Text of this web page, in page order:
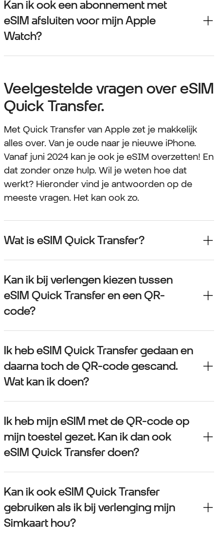
Kan ik ook een abonnement met
eSIM afsluiten voor mijn Apple
Watch?
Veelgestelde vragen over eSIM
Quick Transfer.
Met Quick Transfer van Apple zet je makkelijk
alles over. Van je oude naar je nieuwe iPhone.
Vanaf juni 2024 kan je ook je eSIM overzetten! En
dat zonder onze hulp. Wil je weten hoe dat
werkt? Hieronder vind je antwoorden op de
meeste vragen. Het kan ook zo.
Wat is eSIM Quick Transfer?
Kan ik bij verlengen kiezen tussen
eSIM Quick Transfer en een QR-
code?
Ik heb eSIM Quick Transfer gedaan en
daarna toch de QR-code gescand.
Wat kan ik doen?
Ik heb mijn eSIM met de QR-code op
mijn toestel gezet. Kan ik dan ook
eSIM Quick Transfer doen?
Kan ik ook eSIM Quick Transfer
gebruiken als ik bij verlenging mijn
Simkaart hou?